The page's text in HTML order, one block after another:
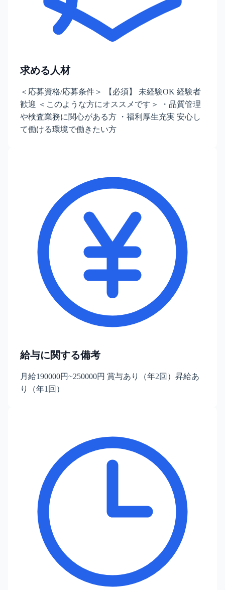
求める人材
＜応募資格/応募条件＞ 【必須】 未経験OK 経験者
歓迎 ＜このような方にオススメです＞ ・品質管理
や検査業務に関心がある方 ・福利厚生充実 安心し
て働ける環境で働きたい方
給与に関する備考
月給190000円~250000円 賞与あり（年2回）昇給あ
り（年1回）